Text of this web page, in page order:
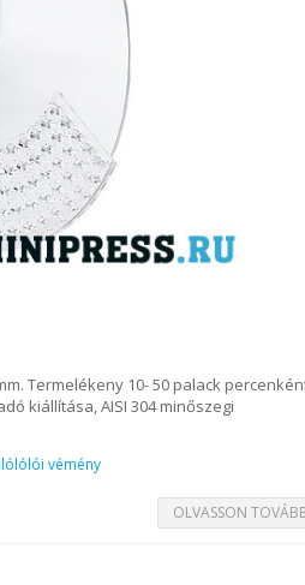
Termelékeny 10- 50 palack
kiállítása, AISI 304 minőszegi
vémény
OLVASSON